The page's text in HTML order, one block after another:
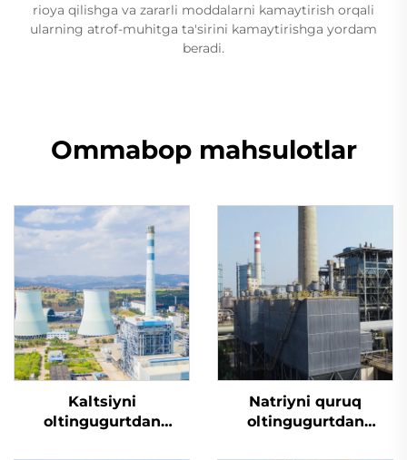
rioya qilishga va zararli moddalarni kamaytirish orqali
ularning atrof-muhitga ta'sirini kamaytirishga yordam
beradi.
Ommabop mahsulotlar
Kaltsiyni
oltingugurtdan
Natriyni quruq
oltingugurtdan